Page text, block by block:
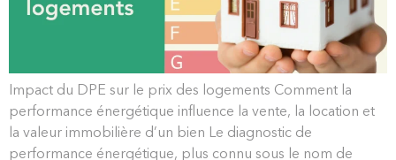
Impact du DPE sur le prix des logements Comment la
performance énergétique influence la vente, la location et
la valeur immobilière d’un bien Le diagnostic de
performance énergétique, plus connu sous le nom de